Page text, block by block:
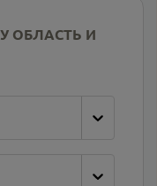
ОБЛАСТЬ И